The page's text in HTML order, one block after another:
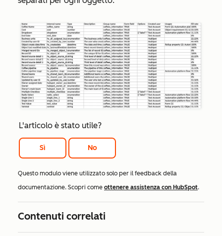
L'articolo è stato utile?
Sì No
Questo modulo viene utilizzato solo per il feedback della
documentazione. Scopri come ottenere assistenza con HubSpot.
Contenuti correlati